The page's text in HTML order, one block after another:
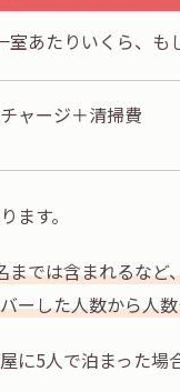
室あたりいくら、
ャージ＋清掃費
ます。
では含まれるなど
ーした人数から人
に5人で泊まった場